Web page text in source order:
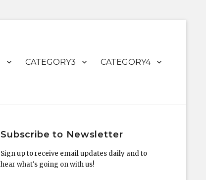
CATEGORY3 CATEGORY4
Subscribe to Newsletter
Sign up to receive email updates daily and to
hear what's going on with us!